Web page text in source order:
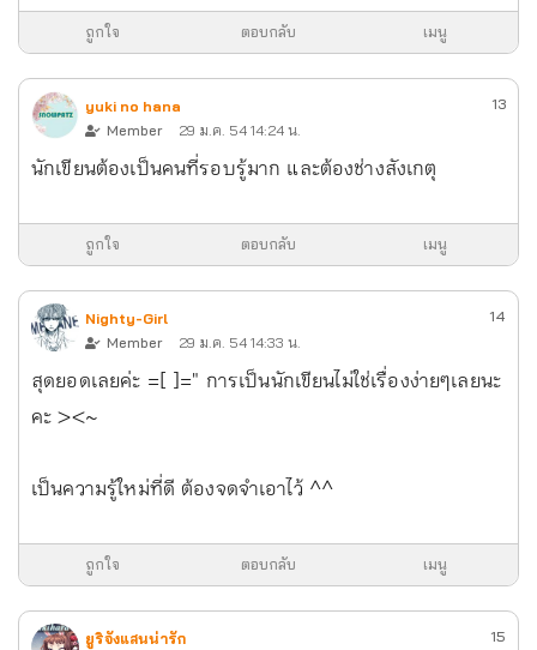
ถูกใจ ตอบกลับ เมนู
yuki no hana
Member
29 ม.ค. 54 14:24 น.
13
นักเขียนต้องเป็นคนที่รอบรู้มาก และต้องช่างสังเกตุ
ถูกใจ ตอบกลับ เมนู
Nighty-Girl
Member
29 ม.ค. 54 14:33 น.
14
สุดยอดเลยค่ะ =[ ]=" การเป็นนักเขียนไม่ใช่เรื่องง่ายๆเลยนะ
คะ ><~
เป็นความรู้ใหม่ที่ดี ต้องจดจำเอาไว้ ^^
ถูกใจ ตอบกลับ เมนู
ยูริจังแสนน่ารัก
15